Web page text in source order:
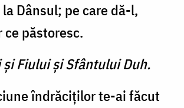
Dânsul; pe care dă-l,
păstoresc.
şi Fiului şi Sfântului Duh.
îndrăciților te-ai făcut